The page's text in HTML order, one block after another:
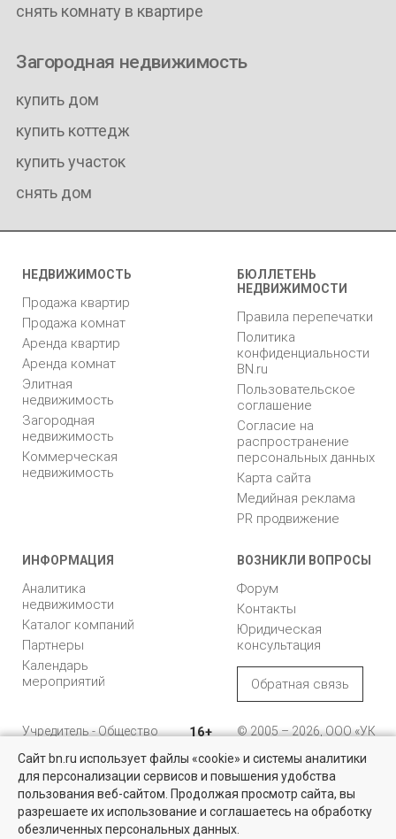
снять комнату в квартире
Загородная недвижимость
купить дом
купить коттедж
купить участок
снять дом
НЕДВИЖИМОСТЬ
Продажа квартир
Продажа комнат
Аренда квартир
Аренда комнат
Элитная
недвижимость
Загородная
недвижимость
Коммерческая
недвижимость
БЮЛЛЕТЕНЬ
НЕДВИЖИМОСТИ
Правила перепечатки
Политика
конфиденциальности
BN.ru
Пользовательское
соглашение
Согласие на
распространение
персональных данных
Карта сайта
Медийная реклама
PR продвижение
ИНФОРМАЦИЯ
Аналитика
недвижимости
Каталог компаний
Партнеры
Календарь
мероприятий
ВОЗНИКЛИ ВОПРОСЫ
Форум
Контакты
Юридическая
консультация
Обратная связь
Учредитель - Общество
ответственностью
"Управляющая
компания "Бюллетень
недвижимости"
16+
© 2005 – 2026, ООО «УК
196105, Санкт-
Петербург, пр. Юрия
Гагарина, 1
Сайт bn.ru использует файлы «cookie» и системы аналитики
для персонализации сервисов и повышения удобства
пользования веб-сайтом. Продолжая просмотр сайта, вы
разрешаете их использование и соглашаетесь на обработку
обезличенных персональных данных.